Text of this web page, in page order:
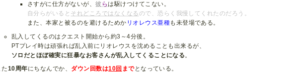
さすがに仕方がないが、彼 らは駆けつけてこない。
自分らがいると それどころではなくなる ので、恐らく我慢してくれたのだろう。
また、本家と被るのを避けるためか リオレウス亜種も未登場である。
乱入してくるのはクエスト開始から約3～4分後。
PTプレイ時は頑張れば乱入前にリオレウスを沈めることも出来るが、
ソロだとほぼ確実に狂暴なお客さんが乱入してくることになる。
た10周年にちなんでか、 ダウン回数は10回 までとなっている。